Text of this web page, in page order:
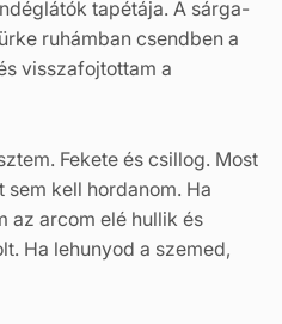
tapétája. A sárga-
ruhámban csendben a
visszafojtottam a
Fekete és csillog. Most
sem kell hordanom. Ha
az arcom elé hullik és
Ha lehunyod a szemed,